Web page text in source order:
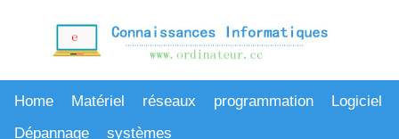
Home Matériel réseaux programmation
Logiciel
Dépannage
systèmes